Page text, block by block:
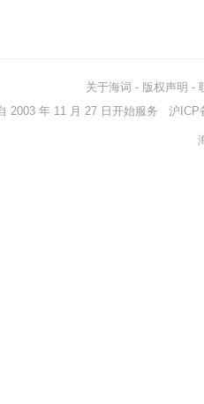
关于海词 - 版权声明 -
2003 年 11 月 27 日开始服务 沪ICP